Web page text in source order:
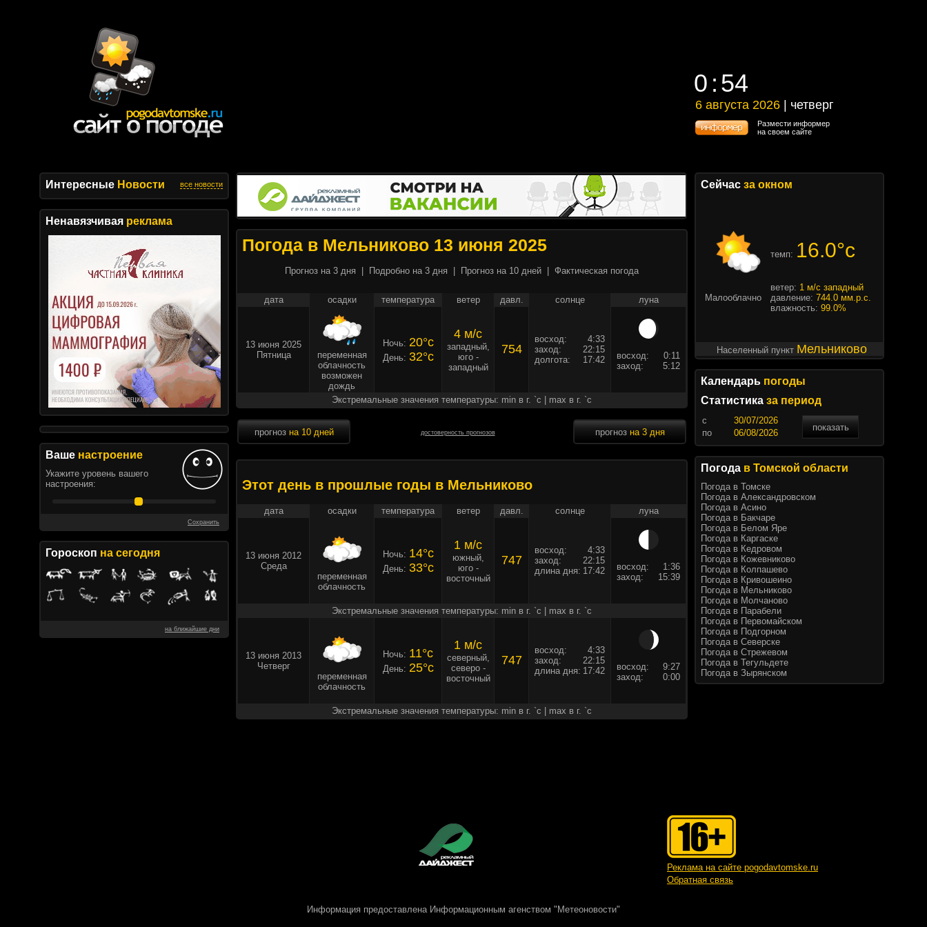
0 :54
0 :54
6 августа 2026 | четверг
6 августа 2026 | четверг
Размести информер
на своем сайте
Интересные Новости все новости
Ненавязчивая реклама
Ваше настроение
Укажите уровень вашего
настроения:
Сохранить
Гороскоп на сегодня
на ближайшие дни
Погода в Мельниково 13 июня 2025
Прогноз на 3 дня Подробно на 3 дня Прогноз на 10 дней Фактическая погода
дата осадки температура ветер давл. солнце луна
13 июня 2025
Пятница
переменная
облачность
возможен
дождь
Ночь: 20°c
День: 32°c
4 м/c
западный,
юго -
западный
754
восход:
4:33
заход:
22:15
долгота:
17:42 восход:
0:11
заход:
5:12
Экстремальные значения температуры: min в г. `c | max в г. `c
прогноз на 10 дней достоверность прогнозов прогноз на 3 дня
Этот день в прошлые годы в Мельниково
дата осадки температура ветер давл. солнце луна
13 июня 2012
Среда
переменная
облачность
Ночь: 14°c
День: 33°c
1 м/c
южный,
юго -
восточный
747
восход:
4:33
заход:
22:15
длина дня: 17:42 восход:
1:36
заход:
15:39
Экстремальные значения температуры: min в г. `c | max в г. `c
13 июня 2013
Четверг
переменная
облачность
Ночь: 11°c
День: 25°c
1 м/c
северный,
северо -
восточный
747
восход:
4:33
заход:
22:15
длина дня: 17:42 восход:
9:27
заход:
0:00
Экстремальные значения температуры: min в г. `c | max в г. `c
Сейчас за окном
темп: 16.0°c
Малооблачно
ветер: 1 м/с западный
давление: 744.0 мм.р.с.
влажность: 99.0%
Населенный пункт Мельниково
Календарь погоды
Статистика за период
c
показать
по
Погода в Томской области
Погода в Томске
Погода в Александровском
Погода в Асино
Погода в Бакчаре
Погода в Белом Яре
Погода в Каргаске
Погода в Кедровом
Погода в Кожевниково
Погода в Колпашево
Погода в Кривошеино
Погода в Мельниково
Погода в Молчаново
Погода в Парабели
Погода в Первомайском
Погода в Подгорном
Погода в Северске
Погода в Стрежевом
Погода в Тегульдете
Погода в Зырянском
Реклама на сайте pogodavtomske.ru
Обратная связь
Информация предоставлена Информационным агенством "Метеоновости"